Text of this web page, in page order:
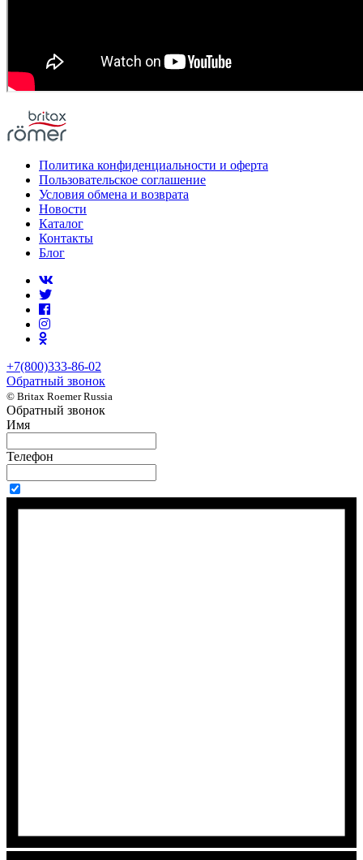
Политика конфиденциальности и оферта
Пользовательское соглашение
Условия обмена и возврата
Новости
Каталог
Контакты
Блог
+7(800)333-86-02
Обратный звонок
© Britax Roemer Russia
Обратный звонок
Имя
Телефон